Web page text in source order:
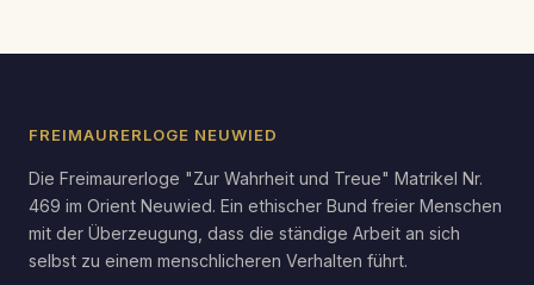
FREIMAURERLOGE NEUWIED
Die Freimaurerloge "Zur Wahrheit und Treue" Matrikel Nr.
469 im Orient Neuwied. Ein ethischer Bund freier Menschen
mit der Überzeugung, dass die ständige Arbeit an sich
selbst zu einem menschlicheren Verhalten führt.